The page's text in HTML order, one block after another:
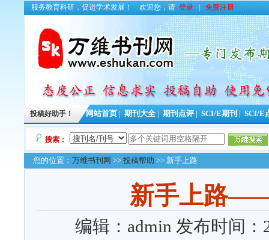
服务教育科研，促进学术发展！ 欢迎您，请 登录 免费注册
投稿好助手！ 网站首页 期刊大全 期刊点评 SCI/E期刊 SCI/E
搜索：
您的位置： 万维书刊网 >> 投稿帮助 >> 新手上路
新手上路
编辑：admin 发布时间：